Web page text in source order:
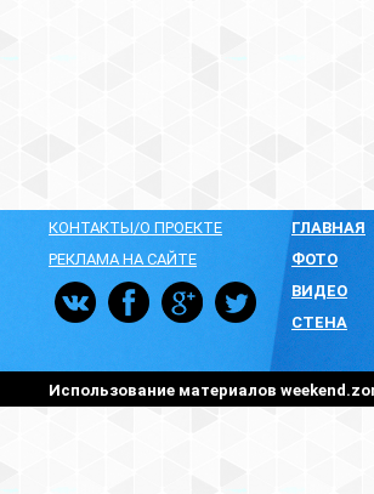
КОНТАКТЫ/О ПРОЕКТЕ
РЕКЛАМА НА САЙТЕ
ГЛАВНАЯ
ФОТО
ВИДЕО
СТЕНА
Использование материалов